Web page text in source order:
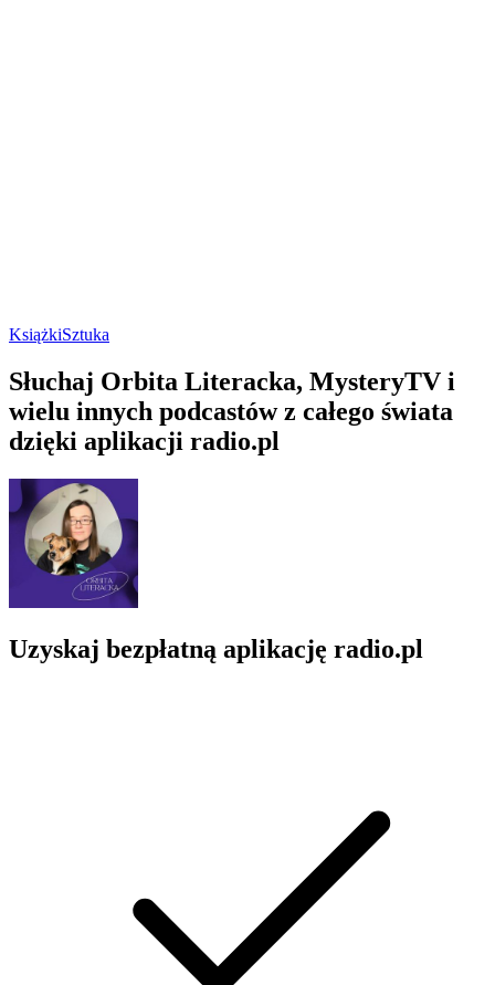
KsiążkiSztuka
Słuchaj Orbita Literacka, MysteryTV i
wielu innych podcastów z całego świata
dzięki aplikacji radio.pl
Uzyskaj bezpłatną aplikację radio.pl